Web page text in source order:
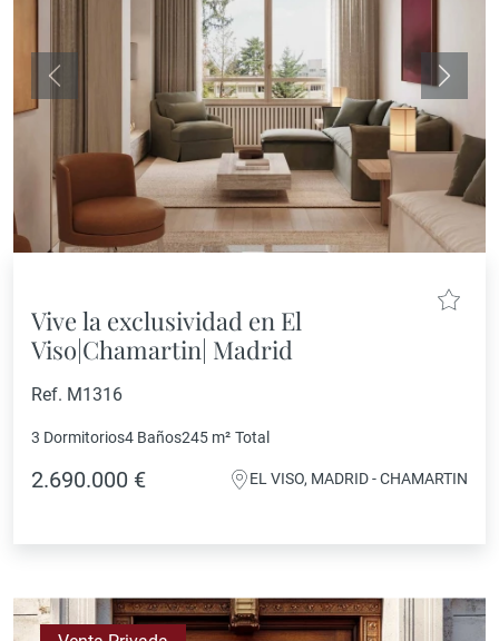
Anterior
Vive la exclusividad en El
Viso|Chamartin| Madrid
Ref. M1316
3 Dormitorios4 Baños245 m² Total
2.690.000 € EL VISO, MADRID - CHAMARTIN